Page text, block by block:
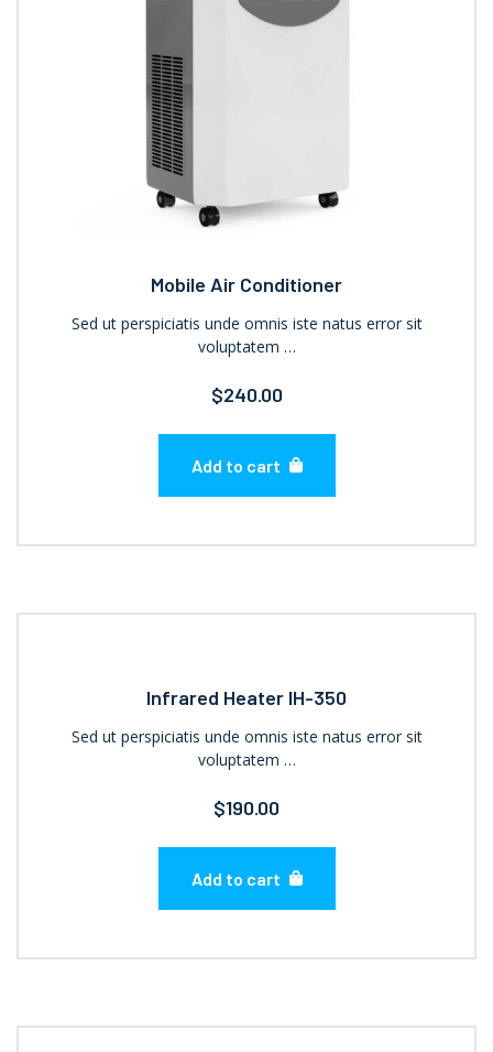
Mobile Air Conditioner
Sed ut perspiciatis unde omnis iste natus error sit
voluptatem …
$240.00
Add to cart
Infrared Heater IH-350
Sed ut perspiciatis unde omnis iste natus error sit
voluptatem …
$190.00
Add to cart